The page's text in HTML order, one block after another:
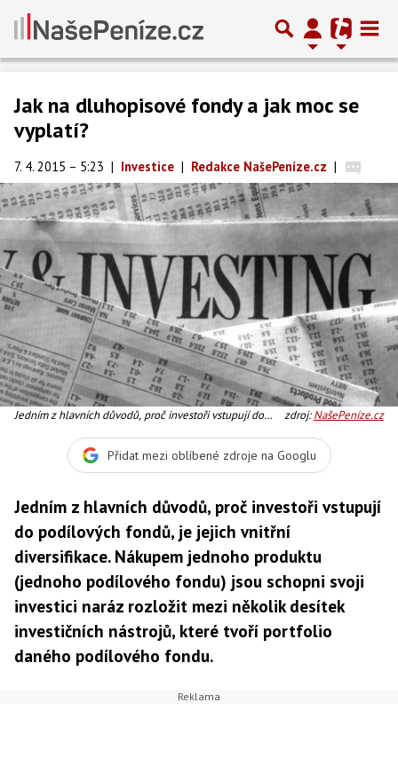
Jak na dluhopisové fondy a jak moc se
vyplatí?
7. 4. 2015 – 5:23 | Investice | Redakce NašePeníze.cz |
Jedním z hlavních důvodů, proč investoři vstupují do
Nákupem jednoho produktu (jednoho podílového
fondu) jsou schopni svoji investici naráz rozložit mezi
zdroj:NašePeníze.cz
Přidat mezi oblíbené zdroje na Googlu
Jedním z hlavních důvodů, proč investoři vstupují
do podílových fondů, je jejich vnitřní
diversifikace. Nákupem jednoho produktu
(jednoho podílového fondu) jsou schopni svoji
investici naráz rozložit mezi několik desítek
investičních nástrojů, které tvoří portfolio
daného podílového fondu.